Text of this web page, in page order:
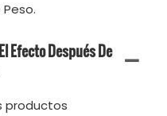
Efecto Después De
productos